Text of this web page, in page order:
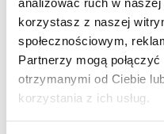
analizować ruch w
korzystasz z naszej
społecznościowym,
Partnerzy mogą
otrzymanymi od Ciebie
korzystania z ich usług.
Bella Dolina to nasze
a zarazem całkowicie
Wyznacza ono nowe
miejskich osiedli, tak